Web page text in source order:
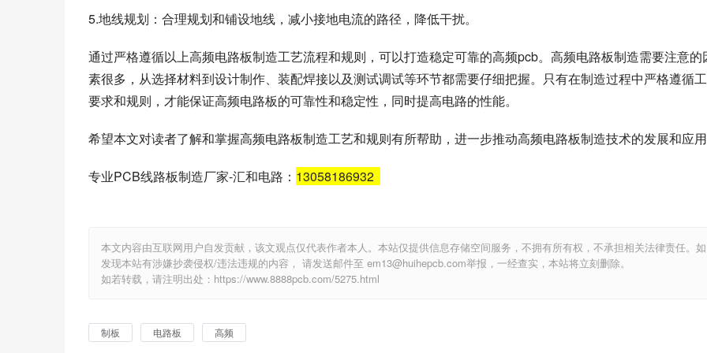
二、高频电路板制板规则
1.布局规则：布局时要避免信号线路交叉，减小干扰影响。同时，减小线路长度和线宽的变化，以降低传输损耗
2.线路宽度：根据工作频率和特性阻抗要求确定线路宽度。在高频电路板制造中，线路宽度要控制在合理的范围
4.阻抗匹配：在高频电路板制造中，要注意控制线路的特性阻抗，以减小信号的反射和传输损耗。
通过严格遵循以上高频电路板制造工艺流程和规则，可以打造稳定可靠的高频pcb。高频电路板制造需要注意的因
素很多，从选择材料到设计制作、装配焊接以及测试调试等环节都需要仔细把握。只有在制造过程中严格遵循工